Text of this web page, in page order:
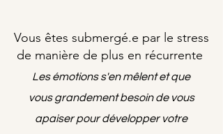
Vous êtes submergé.e par le stress
de manière de plus en récurrente
Les émotions s'en mêlent et que
vous grandement besoin de vous
apaiser pour développer votre